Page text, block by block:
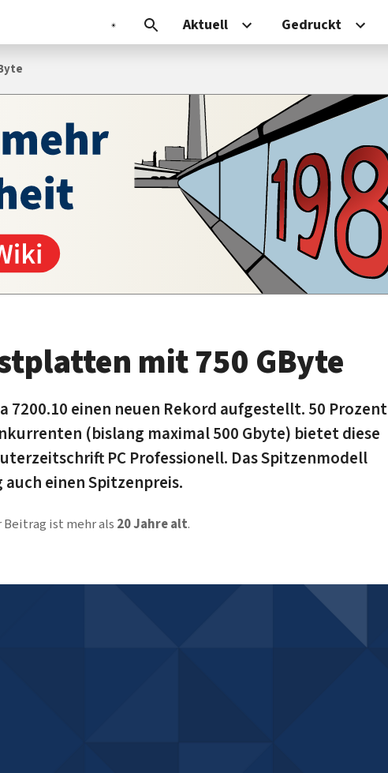
Aktuell Gedruckt
mit 750 GByte
7200.10 einen neuen Rekord aufgestellt. 50 Prozent
(bislang maximal 500 Gbyte) bietet diese
PC Professionell. Das Spitzenmodell
einen Spitzenpreis.
Beitrag ist mehr als 20 Jahre alt.